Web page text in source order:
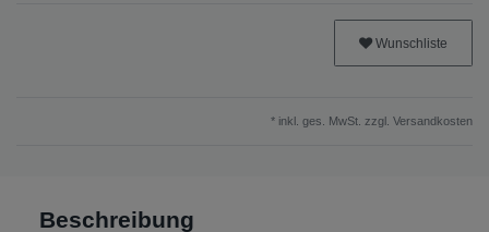
Wunschliste
* inkl. ges. MwSt. zzgl. Versandkosten
Beschreibung